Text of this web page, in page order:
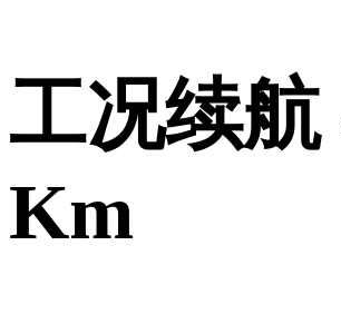
工况续航
Km